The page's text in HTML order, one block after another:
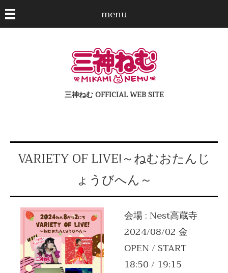
menu
三神ねむ OFFICIAL WEB SITE
VARIETY OF LIVE!～ねむおたんじ
ょうびへん～
会場 : Nest高蔵寺
2024/08/02 金
OPEN / START
18:50 / 19:15